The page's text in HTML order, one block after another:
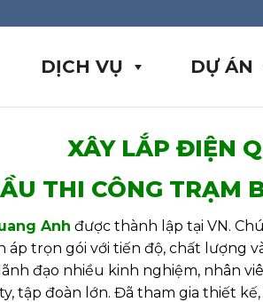
DỊCH VỤ DỰ ÁN
XÂY LẮP ĐIỆN
THI CÔNG TRẠM
Anh được thành lập tại VN.
áp trọn gói với tiến độ, chất lượng
đạo nhiều kinh nghiệm, nhân
tập đoàn lớn. Đã tham gia thiết